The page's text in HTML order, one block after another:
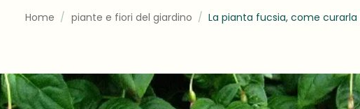
Home / piante e fiori del giardino / La pianta fucsia, come